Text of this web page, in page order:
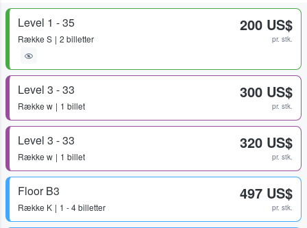
Level 1 - 35
Række S 2 billetter
200 US$
pr. stk.
Level 3 - 33
Række w 1 billet
300 US$
pr. stk.
Level 3 - 33
Række w 1 billet
320 US$
pr. stk.
Floor B3
Række K 1 - 4 billetter
497 US$
pr. stk.